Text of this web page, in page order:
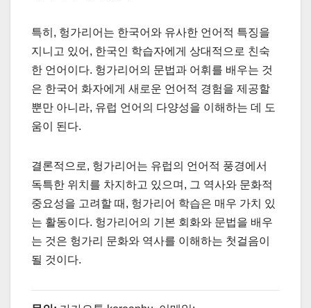
특히, 헝가리어는 한국어와 유사한 언어적 특징을
지니고 있어, 한국인 학습자에게 상대적으로 친숙
한 언어이다. 헝가리어의 문법과 어휘를 배우는 것
은 한국어 화자에게 새로운 언어적 경험을 제공할
뿐만 아니라, 유럽 언어의 다양성을 이해하는 데 도
움이 된다.
결론적으로, 헝가리어는 유럽의 언어적 풍경에서
독특한 위치를 차지하고 있으며, 그 역사와 문화적
중요성을 고려할 때, 헝가리어 학습은 매우 가치 있
는 활동이다. 헝가리어의 기본 회화와 문법을 배우
는 것은 헝가리 문화와 역사를 이해하는 첫걸음이
될 것이다.